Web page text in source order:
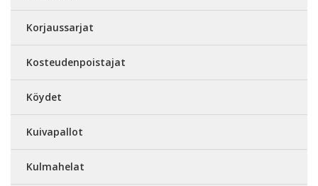
Korjaussarjat
Kosteudenpoistajat
Köydet
Kuivapallot
Kulmahelat